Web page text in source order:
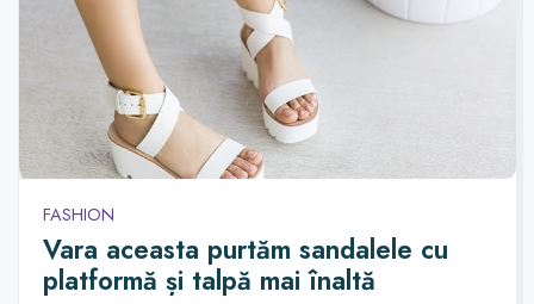
FASHION
Vara aceasta purtăm sandalele cu
platformă și talpă mai înaltă